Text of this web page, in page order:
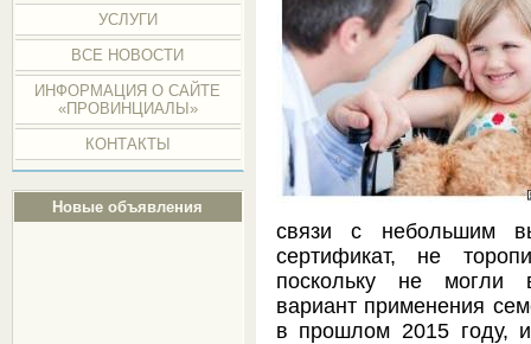
УСЛУГИ
ВСЕ НОВОСТИ
ИНФОРМАЦИЯ О САЙТЕ
«ПРОВИНЦИАЛЫ»
КОНТАКТЫ
Новые объявления
связи с небольшим
сертификат, не
поскольку не могли
вариант применения
в прошлом 2015 году,